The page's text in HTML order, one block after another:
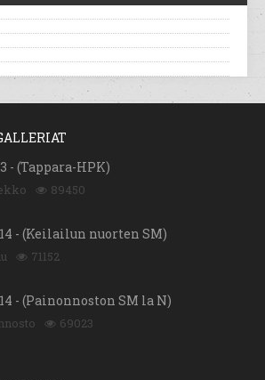
- (Tappara-HPK)
89450
- (Keilailun nuorten SM)
71152
- (Painonnoston SM la N)
69023